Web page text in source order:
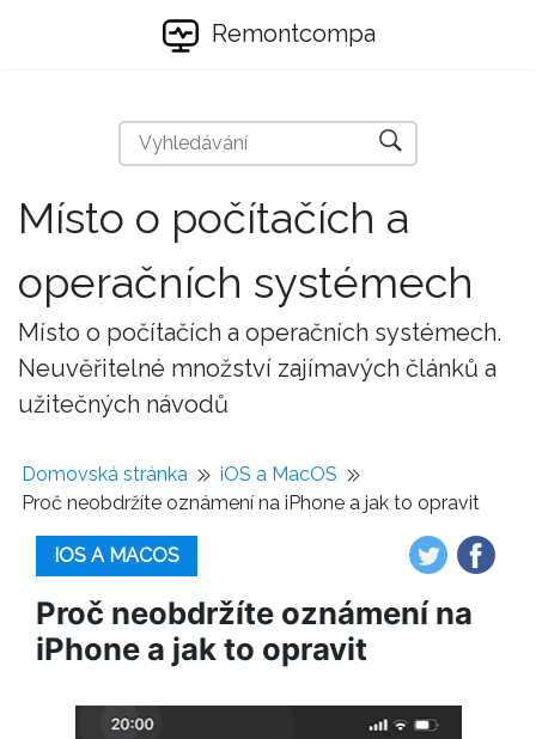
Remontcompa
Místo o počítačích a
operačních systémech
Místo o počítačích a operačních systémech.
Neuvěřitelné množství zajímavých článků a
užitečných návodů
Domovská stránka
iOS a MacOS
Proč neobdržíte oznámení na iPhone a jak to opravit
IOS A MACOS
Proč neobdržíte oznámení na
iPhone a jak to opravit